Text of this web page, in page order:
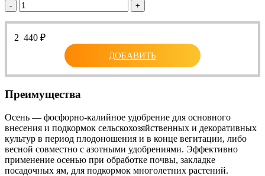
- +
2 440 ₽
ДОБАВИТЬ
Преимущества
Осень — фосфорно-калийное удобрение для основного
внесения и подкормок сельскохозяйственных и декоративных
культур в период плодоношения и в конце вегитации, либо
весной совместно с азотными удобрениями. Эффективно
применение осенью при обработке почвы, закладке
посадочных ям, для подкормок многолетних растений.